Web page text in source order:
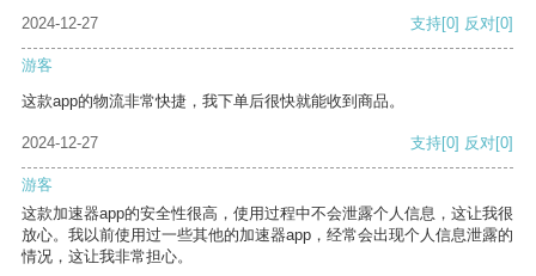
2024-12-27 支持[0] 反对[0]
游客
这款app的物流非常快捷，我下单后很快就能收到商品。
2024-12-27 支持[0] 反对[0]
游客
这款加速器app的安全性很高，使用过程中不会泄露个人信息，这让我很
放心。我以前使用过一些其他的加速器app，经常会出现个人信息泄露的
情况，这让我非常担心。